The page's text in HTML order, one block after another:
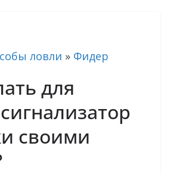
ловли » Фидер
для
своими